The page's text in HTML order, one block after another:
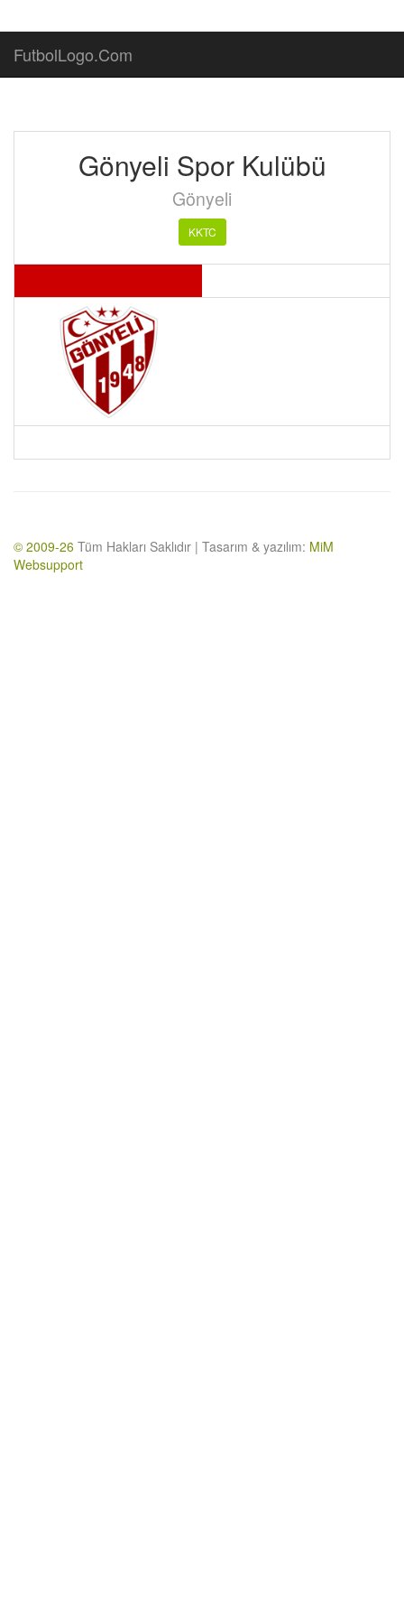
FutbolLogo.Com
Gönyeli Spor Kulübü
Gönyeli
KKTC
© 2009-26 Tüm Hakları Saklıdır | Tasarım & yazılım: MiM
Websupport